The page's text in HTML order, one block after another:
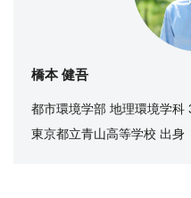
橋本 健吾
都市環境学部 地理環境学科
東京都立青山高等学校 出身